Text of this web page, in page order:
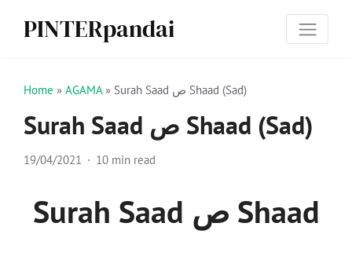
PINTERpandai
Home » AGAMA» Surah Saad ص Shaad (Sad)
Surah Saad ص Shaad (Sad)
19/04/2021 10 min read
Surah Saad ص Shaad